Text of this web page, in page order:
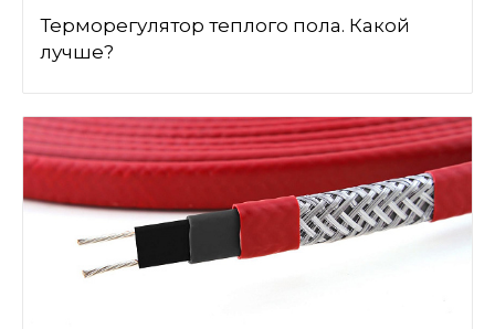
Терморегулятор теплого пола. Какой
лучше?